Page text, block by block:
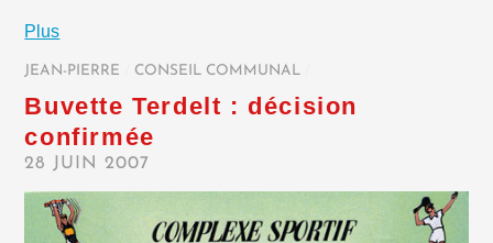
Plus
JEAN-PIERRE CONSEIL COMMUNAL
Buvette Terdelt : décision
confirmée
28 JUIN 2007